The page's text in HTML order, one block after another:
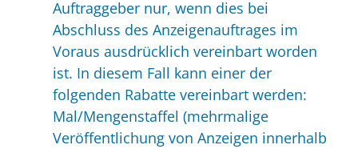
Auftraggeber nur, wenn dies bei
Abschluss des Anzeigenauftrages im
Voraus ausdrücklich vereinbart worden
ist. In diesem Fall kann einer der
folgenden Rabatte vereinbart werden:
Mal/Mengenstaffel (mehrmalige
Veröffentlichung von Anzeigen innerhalb